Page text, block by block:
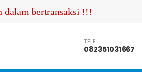
bertransaksi !!! Pastikan
TELP
082351031667